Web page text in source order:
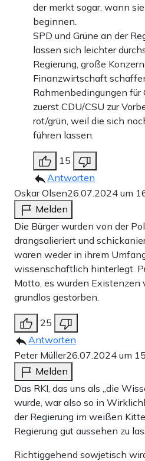
der merkt sogar, wann
beginnen.
SPD und Grüne an der
lassen sich leichter
Regierung, große
Finanzwirtschaft
Rahmenbedingungen für
zuerst CDU/CSU zur
rot/grün, weil die sich
führen lassen.
15
Antworten
Oskar Olsen26.07.2024 um
Melden
Die Bürger wurden von der
drangsalieriert und
waren weder in ihrem
wissenschaftlich hinterlegt.
Motto, es wurden Existenzen
grundlos gestorben.
25
Antworten
Peter Müller26.07.2024 um
Melden
Das RKI, das uns als „die
wurde, war also so in
der Regierung im weißen
Regierung gut aussehen zu
Richtiggehend sowjetisch